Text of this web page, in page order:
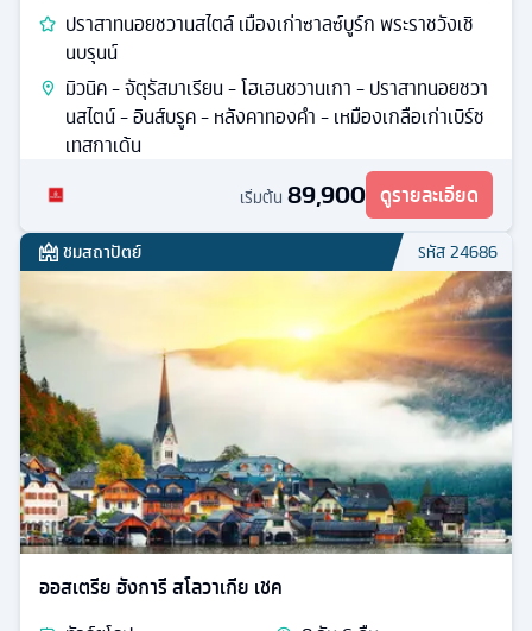
ปราสาทนอยชวานสไตล์ เมืองเก่าซาลซ์บูร์ก พระราชวังเชิ
นบรุนน์
มิวนิค - จัตุรัสมาเรียน - โฮเฮนชวานเกา - ปราสาทนอยชวา
นสไตน์ - อินส์บรูค - หลังคาทองคํา - เหมืองเกลือเก่าเบิร์ช
เทสกาเด้น
เริ่มต้น 89,900 ดูรายละเอียด
ชมสถาปัตย์ รหัส24686
ออสเตรีย ฮังการี สโลวาเกีย เชค